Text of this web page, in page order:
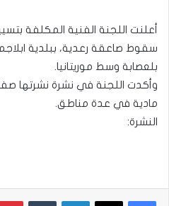
أعلنت اللجنة الفنية المكلفة
سقوط صاعقة رعدية، ببلدية
بلعصابة وسط موريتانيا.
وأكدت اللجنة في نشرة نشرتها
مادية في عدة مناطق.
النشرة:
لينكدإن